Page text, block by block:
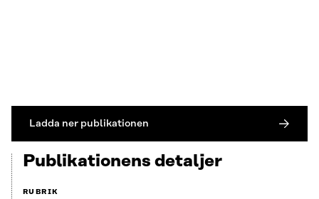
Ladda ner publikationen
Publikationens detaljer
RUBRIK